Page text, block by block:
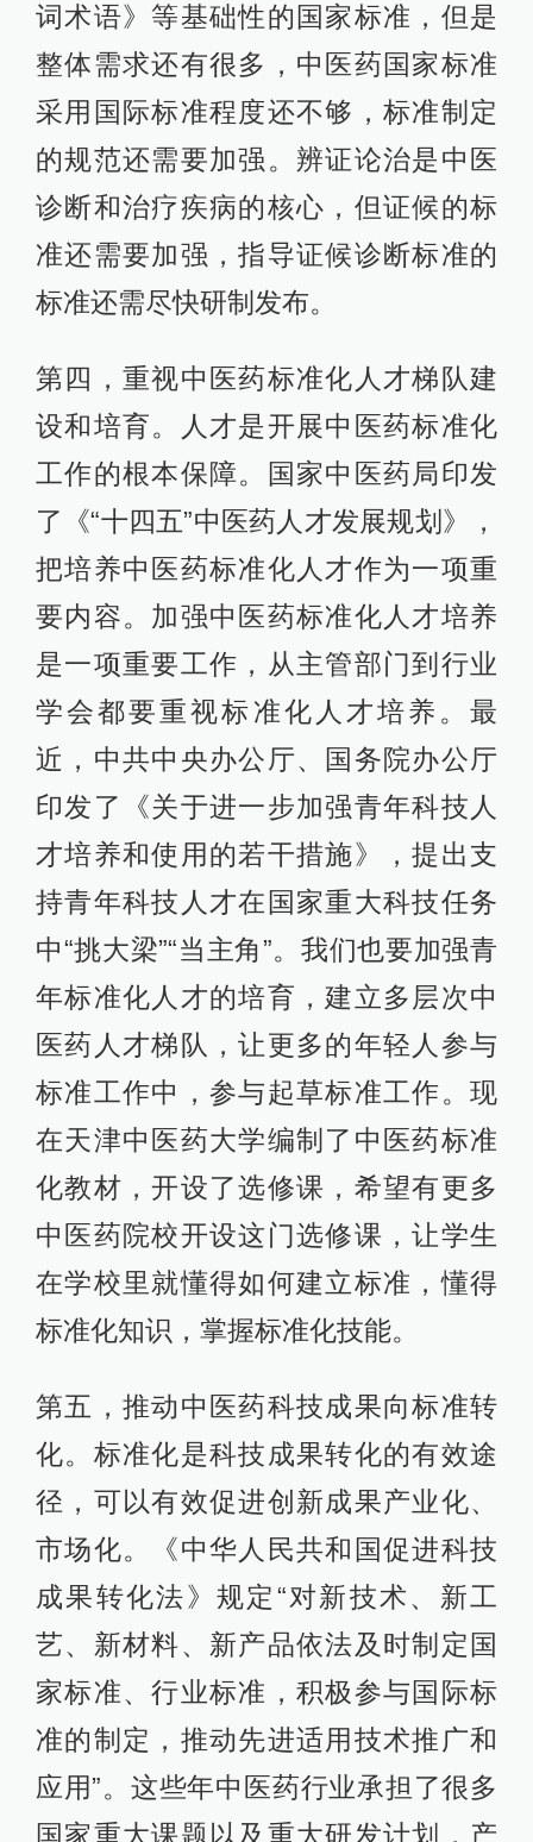
词术语》等基础性的国家标准，但是
整体需求还有很多，中医药国家标准
采用国际标准程度还不够，标准制定
的规范还需要加强。辨证论治是中医
诊断和治疗疾病的核心，但证候的标
准还需要加强，指导证候诊断标准的
标准还需尽快研制发布。
第四，重视中医药标准化人才梯队建
设和培育。人才是开展中医药标准化
工作的根本保障。国家中医药局印发
了《“十四五”中医药人才发展规划》，
把培养中医药标准化人才作为一项重
要内容。加强中医药标准化人才培养
是一项重要工作，从主管部门到行业
学会都要重视标准化人才培养。最
近，中共中央办公厅、国务院办公厅
印发了《关于进一步加强青年科技人
才培养和使用的若干措施》，提出支
持青年科技人才在国家重大科技任务
中“挑大梁”“当主角”。我们也要加强青
年标准化人才的培育，建立多层次中
医药人才梯队，让更多的年轻人参与
标准工作中，参与起草标准工作。现
在天津中医药大学编制了中医药标准
化教材，开设了选修课，希望有更多
中医药院校开设这门选修课，让学生
在学校里就懂得如何建立标准，懂得
标准化知识，掌握标准化技能。
第五，推动中医药科技成果向标准转
化。标准化是科技成果转化的有效途
径，可以有效促进创新成果产业化、
市场化。《中华人民共和国促进科技
成果转化法》规定“对新技术、新工
艺、新材料、新产品依法及时制定国
家标准、行业标准，积极参与国际标
准的制定，推动先进适用技术推广和
应用”。这些年中医药行业承担了很多
国家重大课题以及重大研发计划，产